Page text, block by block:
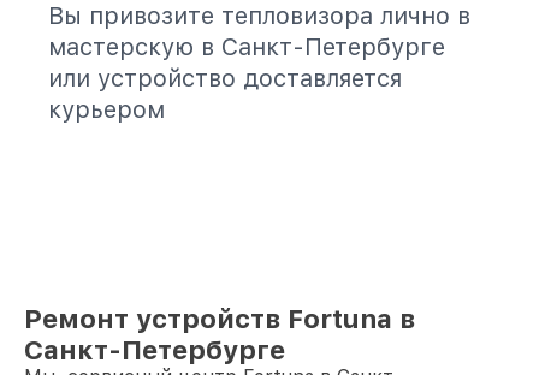
Вы привозите тепловизора лично в
мастерскую в Санкт-Петербурге
или устройство доставляется
курьером
Ремонт устройств Fortuna в
Санкт-Петербурге